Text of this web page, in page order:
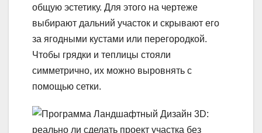
общую эстетику. Для этого на чертеже
выбирают дальний участок и скрывают его
за ягодными кустами или перегородкой.
Чтобы грядки и теплицы стояли
симметрично, их можно выровнять с
помощью сетки.